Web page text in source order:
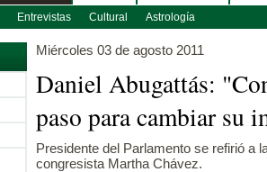
Entrevistas Cultural Astrología
Miércoles 03 de agosto 2011
Daniel Abugattás:
paso para cambiar su
Presidente del Parlamento se refirió a
congresista Martha Chávez.